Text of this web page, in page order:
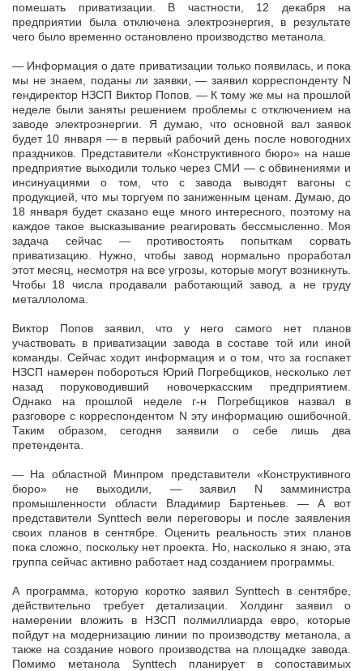
помешать приватизации. В частности, 12 декабря на
предприятии была отключена электроэнергия, в результате
чего было временно остановлено производство метанола.
— Информация о дате приватизации только появилась, и пока
мы не знаем, поданы ли заявки, — заявил корреспонденту N
гендиректор НЗСП Виктор Попов. — К тому же мы на прошлой
неделе были заняты решением проблемы с отключением на
заводе электроэнергии. Я думаю, что основной вал заявок
будет 10 января — в первый рабочий день после новогодних
праздников. Представители «Конструктивного бюро» на наше
предприятие выходили только через СМИ — с обвинениями и
инсинуациями о том, что с завода выводят вагоны с
продукцией, что мы торгуем по заниженным ценам. Думаю, до
18 января будет сказано еще много интересного, поэтому на
каждое такое высказывание реагировать бессмысленно. Моя
задача сейчас — противостоять попыткам сорвать
приватизацию. Нужно, чтобы завод нормально проработал
этот месяц, несмотря на все угрозы, которые могут возникнуть.
Чтобы 18 числа продавали работающий завод, а не груду
металлолома.
Виктор Попов заявил, что у него самого нет планов
участвовать в приватизации завода в составе той или иной
команды. Сейчас ходит информация и о том, что за госпакет
НЗСП намерен побороться Юрий Погребщиков, несколько лет
назад поруководивший новочеркасским предприятием.
Однако на прошлой неделе г-н Погребщиков назвал в
разговоре с корреспондентом N эту информацию ошибочной.
Таким образом, сегодня заявили о себе лишь два
претендента.
— На областной Минпром представители «Конструктивного
бюро» не выходили, — заявил N замминистра
промышленности области Владимир Бартеньев. — А вот
представители Synttech вели переговоры и после заявления
своих планов в сентябре. Оценить реальность этих планов
пока сложно, поскольку нет проекта. Но, насколько я знаю, эта
группа сейчас активно работает над созданием программы.
А программа, которую коротко заявил Synttech в сентябре,
действительно требует детализации. Холдинг заявил о
намерении вложить в НЗСП полмиллиарда евро, которые
пойдут на модернизацию линии по производству метанола, а
также на создание нового производства на площадке завода.
Помимо метанола Synttech планирует в сопоставимых